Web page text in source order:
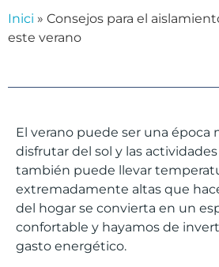
Inici » Consejos para el
este verano
El verano puede ser una época
disfrutar del sol y las
también puede llevar
extremadamente altas que
del hogar se convierta en un
confortable y hayamos de
gasto energético.